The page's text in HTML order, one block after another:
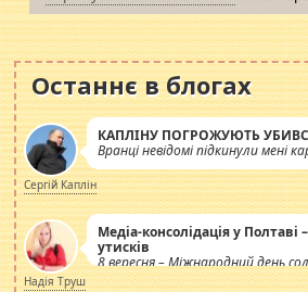
Останнє в блогах
КАПЛІНУ ПОГРОЖУЮТЬ
Вранці невідомі підкинули мені
Сергій Каплін
Медіа-консолідація у Полтаві
утисків
8 вересня – Міжнародний день
журналістів.
Надія Труш